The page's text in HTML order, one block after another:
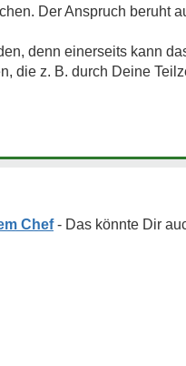
Der Anspruch beruht
denn einerseits kann
die z. B. durch Deine
Chef